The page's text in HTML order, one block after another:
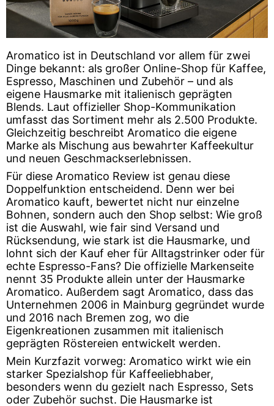
Aromatico ist in Deutschland vor allem für zwei
Dinge bekannt: als großer Online-Shop für Kaffee,
Espresso, Maschinen und Zubehör – und als
eigene Hausmarke mit italienisch geprägten
Blends. Laut offizieller Shop-Kommunikation
umfasst das Sortiment mehr als 2.500 Produkte.
Gleichzeitig beschreibt Aromatico die eigene
Marke als Mischung aus bewahrter Kaffeekultur
und neuen Geschmackserlebnissen.
Für diese Aromatico Review ist genau diese
Doppelfunktion entscheidend. Denn wer bei
Aromatico kauft, bewertet nicht nur einzelne
Bohnen, sondern auch den Shop selbst: Wie groß
ist die Auswahl, wie fair sind Versand und
Rücksendung, wie stark ist die Hausmarke, und
lohnt sich der Kauf eher für Alltagstrinker oder für
echte Espresso-Fans? Die offizielle Markenseite
nennt 35 Produkte allein unter der Hausmarke
Aromatico. Außerdem sagt Aromatico, dass das
Unternehmen 2006 in Mainburg gegründet wurde
und 2016 nach Bremen zog, wo die
Eigenkreationen zusammen mit italienisch
geprägten Röstereien entwickelt werden.
Mein Kurzfazit vorweg: Aromatico wirkt wie ein
starker Spezialshop für Kaffeeliebhaber,
besonders wenn du gezielt nach Espresso, Sets
oder Zubehör suchst. Die Hausmarke ist